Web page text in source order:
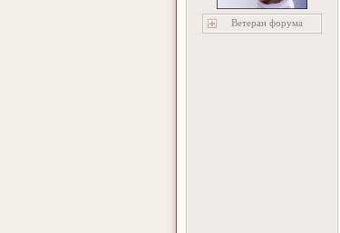
Ветеран форума